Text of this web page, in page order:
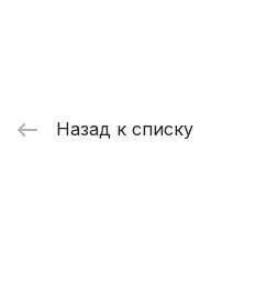
Назад к списку